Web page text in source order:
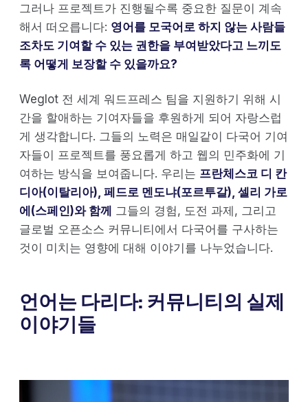
그러나 프로젝트가 진행될수록 중요한 질문이 계속
해서 떠오릅니다: 영어를 모국어로 하지 않는 사람들
조차도 기여할 수 있는 권한을 부여받았다고 느끼도
록 어떻게 보장할 수 있을까요?
Weglot 전 세계 워드프레스 팀을 지원하기 위해 시
간을 할애하는 기여자들을 후원하게 되어 자랑스럽
게 생각합니다. 그들의 노력은 매일같이 다국어 기여
자들이 프로젝트를 풍요롭게 하고 웹의 민주화에 기
여하는 방식을 보여줍니다. 우리는 프란체스코 디 칸
디아(이탈리아), 페드로 멘도냐(포르투갈), 셀리 가로
에(스페인)와 함께 그들의 경험, 도전 과제, 그리고
글로벌 오픈소스 커뮤니티에서 다국어를 구사하는
것이 미치는 영향에 대해 이야기를 나누었습니다.
언어는 다리다: 커뮤니티의 실제
이야기들